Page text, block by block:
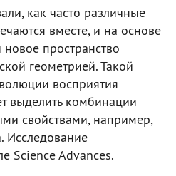
как часто различные
вместе, и на основе
пространство
геометрией. Такой
восприятия
выделить комбинации
свойствами, например,
Исследование
Science Advances.